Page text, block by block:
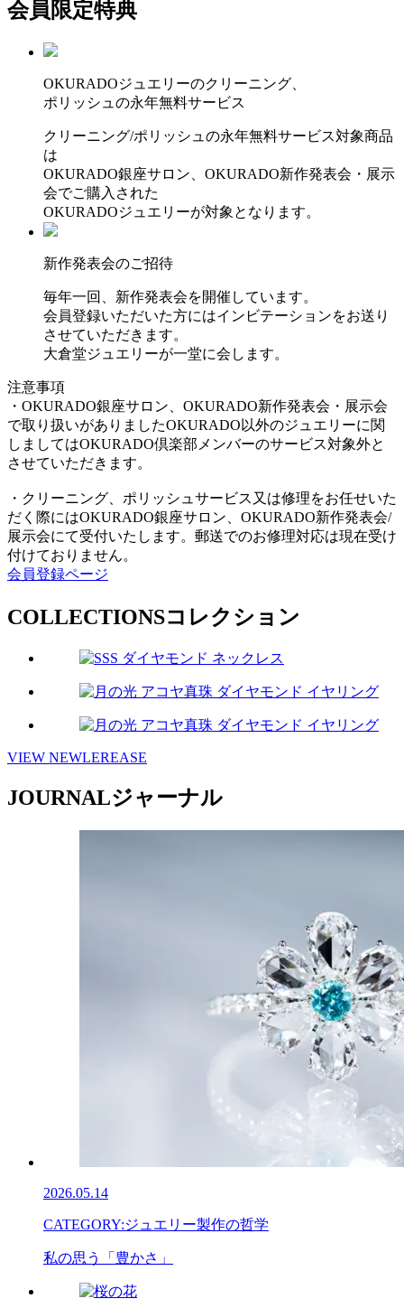
会員限定特典
OKURADOジュエリーのクリーニング、
ポリッシュの永年無料サービス
クリーニング/ポリッシュの永年無料サービス対象商品
は
OKURADO銀座サロン、OKURADO新作発表会・展示
会でご購入された
OKURADOジュエリーが対象となります。
新作発表会のご招待
毎年一回、新作発表会を開催しています。
会員登録いただいた方にはインビテーションをお送り
させていただきます。
大倉堂ジュエリーが一堂に会します。
注意事項
・OKURADO銀座サロン、OKURADO新作発表会・展示会
で取り扱いがありましたOKURADO以外のジュエリーに関
しましてはOKURADO倶楽部メンバーのサービス対象外と
させていただきます。
・クリーニング、ポリッシュサービス又は修理をお任せいた
だく際にはOKURADO銀座サロン、OKURADO新作発表会/
展示会にて受付いたします。郵送でのお修理対応は現在受け
付けておりません。
会員登録ページ
COLLECTIONSコレクション
VIEW NEWLEREASE
JOURNALジャーナル
2026.05.14
CATEGORY:ジュエリー製作の哲学
私の思う「豊かさ」